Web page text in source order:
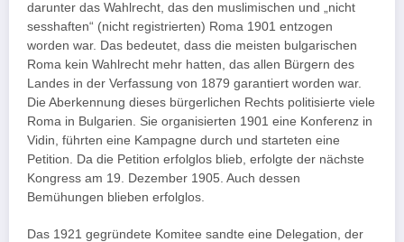
darunter das Wahlrecht, das den muslimischen und „nicht
sesshaften“ (nicht registrierten) Roma 1901 entzogen
worden war. Das bedeutet, dass die meisten bulgarischen
Roma kein Wahlrecht mehr hatten, das allen Bürgern des
Landes in der Verfassung von 1879 garantiert worden war.
Die Aberkennung dieses bürgerlichen Rechts politisierte viele
Roma in Bulgarien. Sie organisierten 1901 eine Konferenz in
Vidin, führten eine Kampagne durch und starteten eine
Petition. Da die Petition erfolglos blieb, erfolgte der nächste
Kongress am 19. Dezember 1905. Auch dessen
Bemühungen blieben erfolglos.
Das 1921 gegründete Komitee sandte eine Delegation, der